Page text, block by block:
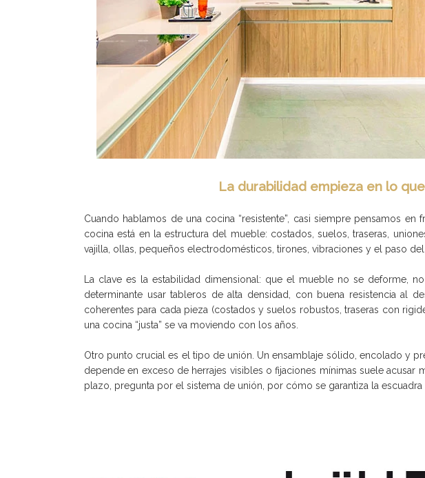
La durabilidad empieza en lo
Cuando hablamos de una cocina “resistente”, casi siempre pensamos
cocina está en la estructura del mueble: costados, suelos, traseras,
vajilla, ollas, pequeños electrodomésticos, tirones, vibraciones y el paso del
La clave es la estabilidad dimensional: que el mueble no se deforme,
determinante usar tableros de alta densidad, con buena resistencia al
coherentes para cada pieza (costados y suelos robustos, traseras con
una cocina “justa” se va moviendo con los años.
Otro punto crucial es el tipo de unión. Un ensamblaje sólido, encolado y
depende en exceso de herrajes visibles o fijaciones mínimas suele acusar
plazo, pregunta por el sistema de unión, por cómo se garantiza la